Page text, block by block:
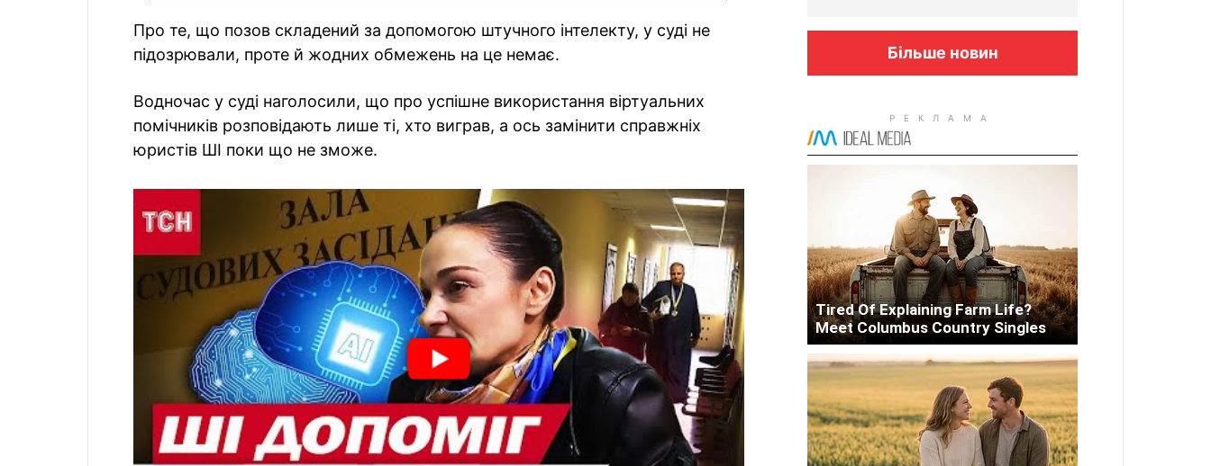
Про те, що позов складений за допомогою штучного інтелекту, у суді не
підозрювали, проте й жодних обмежень на це немає.
Водночас у суді наголосили, що про успішне використання віртуальних
помічників розповідають лише ті, хто виграв, а ось замінити справжніх
юристів ШІ поки що не зможе.
Більше новин
Patients Are Quietly Using This
Liver Fix
Tired Of Explaining Farm Life?
Meet Columbus Country Singles